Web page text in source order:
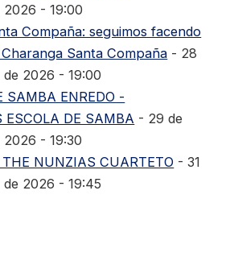
- 19:00
Compaña: seguimos facendo
Santa Compaña - 28
2026 - 19:00
SAMBA ENREDO -
ESCOLA DE SAMBA - 29 de
- 19:30
NUNZIAS CUARTETO - 31
2026 - 19:45